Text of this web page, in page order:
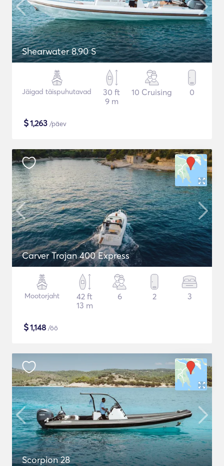
Shearwater 8.90 S
Jäigad täispuhutavad
30 ft
9 m
10 Cruising 0
$1,263 /päev
Carver Trojan 400 Express
Mootorjaht
42 ft
13 m
6 2 3
$1,148 /öö
Scorpion 28